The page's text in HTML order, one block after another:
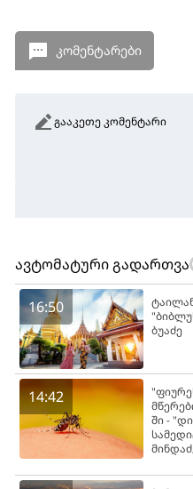
კომენტარები
გააკეთე კომენტარი
ავტომატური გადართვა
16:50
ბუაძე
14:42
ში -